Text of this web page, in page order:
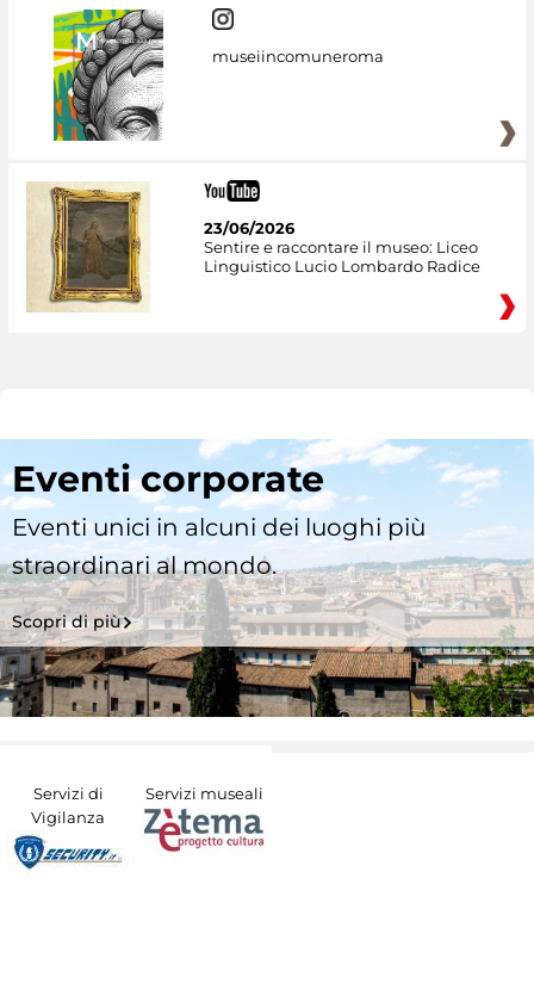
museiincomuneroma
23/06/2026
Sentire e raccontare il museo: Liceo
Linguistico Lucio Lombardo Radice
Eventi corporate
Eventi unici in alcuni dei luoghi più
straordinari al mondo.
Scopri di più
Servizi di
Vigilanza
Servizi museali